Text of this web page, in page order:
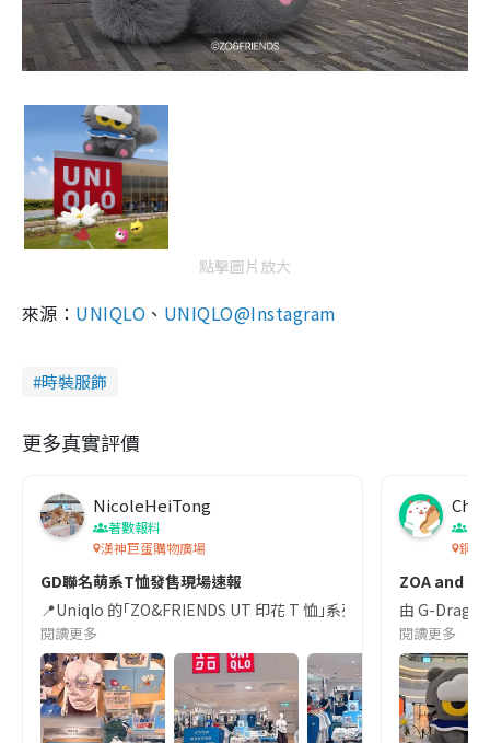
點擊圖片放大
來源： UNIQLO 、 UNIQLO@Instagram
時裝服飾
更多真實評價
NicoleHeiTong
著數報料
漢神巨蛋購物廣場
GD聯名萌系T恤發售現場速報
📍Uniqlo 的｢ZO&FRIENDS UT 印花 T 恤｣系列已在台灣登場了
閱讀更多
銅鑼
ZOA and
由 G-
閱讀更多